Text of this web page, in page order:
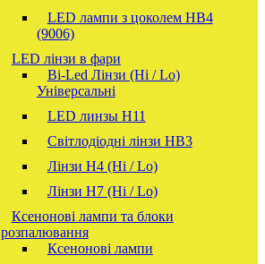
LED лампи з цоколем HB4
(9006)
LED лінзи в фари
Bi-Led Лінзи (Hi / Lo)
Універсальні
LED линзы H11
Світлодіодні лінзи HB3
Лінзи Н4 (Hi / Lo)
Лінзи Н7 (Hi / Lo)
Ксенонові лампи та блоки
розпалювання
Ксенонові лампи